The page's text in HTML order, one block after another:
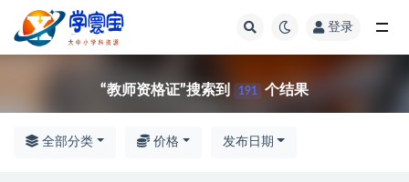
登录
“教师资格证”搜索到 191 个结果
全部分类 价格 发布日期
全部